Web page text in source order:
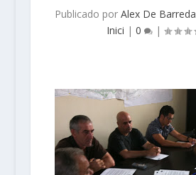
Publicado por Alex De Barreda
Inici |0 |